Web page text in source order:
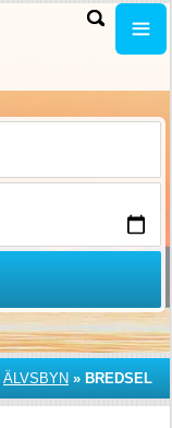
ÄLVSBYN » BREDSEL